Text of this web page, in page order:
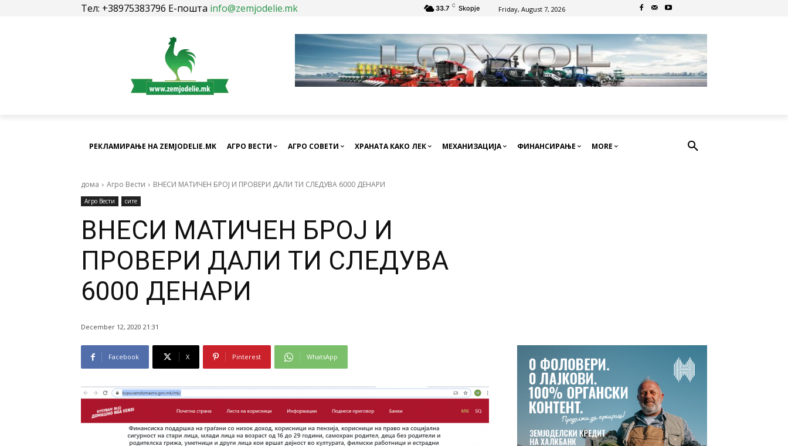
Тел: +38975383796 Е-пошта info@zemjodelie.mk 33.7 C Skopje Friday, August 7, 2026
РЕКЛАМИРАЊЕ НА ZEMJODELIE.MK АГРО ВЕСТИ АГРО СОВЕТИ ХРАНАТА КАКО ЛЕК МЕХАНИЗАЦИЈА ФИНАНСИРАЊЕ MORE
дома Агро Вести ВНЕСИ МАТИЧЕН БРОЈ И ПРОВЕРИ ДАЛИ ТИ СЛЕДУВА 6000 ДЕНАРИ
Агро Вести сите
ВНЕСИ МАТИЧЕН БРОЈ И
ПРОВЕРИ ДАЛИ ТИ СЛЕДУВА
6000 ДЕНАРИ
December 12, 2020 21:31
Facebook X Pinterest WhatsApp